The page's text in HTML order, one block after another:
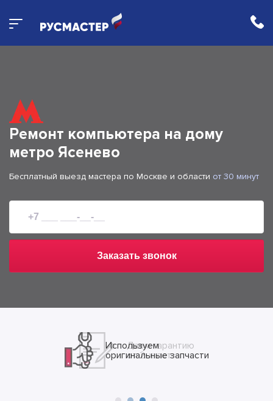
Ремонт компьютера на дому
метро Ясенево
Бесплатный выезд мастера по Москве и области от 30 минут
Заказать звонок
Даем гарантию
от 2-х лет